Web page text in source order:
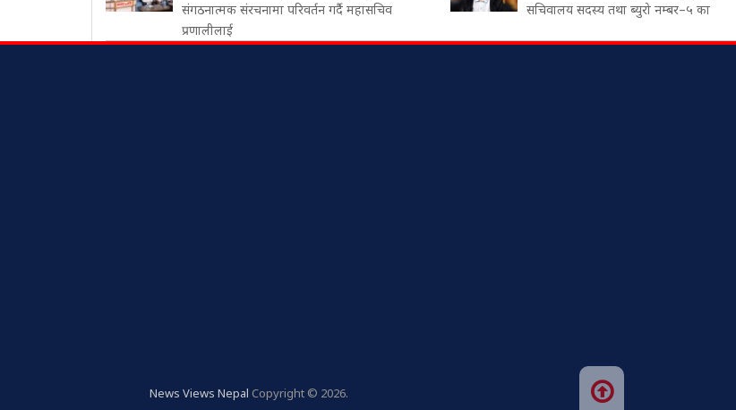
संगठनात्मक संरचनामा परिवर्तन गर्दै महासचिव
प्रणालीलाई
सचिवालय सदस्य तथा ब्युरो नम्बर–५ का
News Views Nepal Copyright © 2026.